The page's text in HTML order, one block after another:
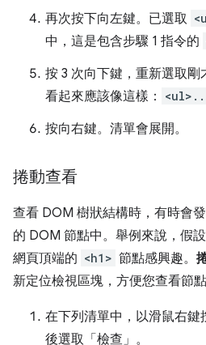
再次按下向左鍵。已選取
中，這是包含步驟 1 指令的
按 3 次向下鍵，重新選取剛
看起來應該像這樣：
按向右鍵。清單會展開。
捲動查看
查看 DOM 樹狀結構時，有時會
的 DOM 節點中。舉例來說，假
網頁頂端的 <h1> 節點感興趣。
新定位檢視區塊，方便您查看節點
在下列清單中，以滑鼠右鍵
後選取「檢查」 。